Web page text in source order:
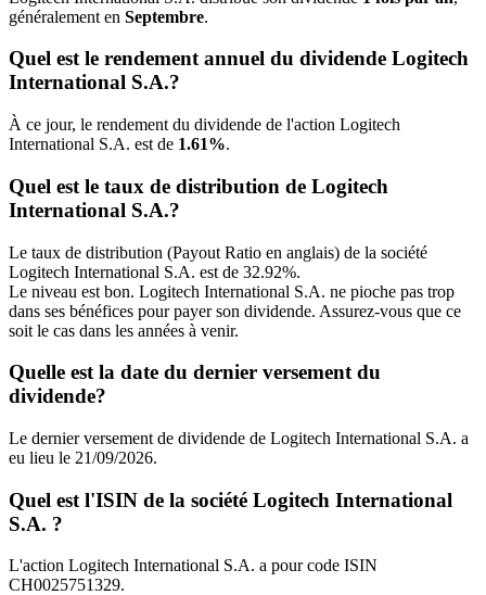
généralement en Septembre.
Quel est le rendement annuel du dividende Logitech
International S.A.?
À ce jour, le rendement du dividende de l'action Logitech
International S.A. est de 1.61%.
Quel est le taux de distribution de Logitech
International S.A.?
Le taux de distribution (Payout Ratio en anglais) de la société
Logitech International S.A. est de 32.92%.
Le niveau est bon. Logitech International S.A. ne pioche pas trop
dans ses bénéfices pour payer son dividende. Assurez-vous que ce
soit le cas dans les années à venir.
Quelle est la date du dernier versement du
dividende?
Le dernier versement de dividende de Logitech International S.A. a
eu lieu le 21/09/2026.
Quel est l'ISIN de la société Logitech International
S.A. ?
L'action Logitech International S.A. a pour code ISIN
CH0025751329.